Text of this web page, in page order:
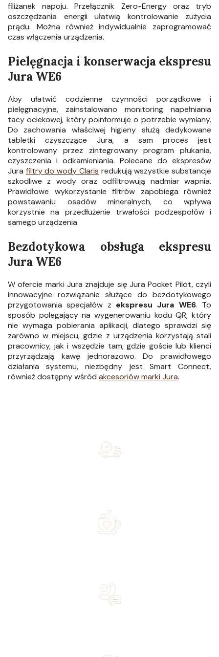
filiżanek napoju. Przełącznik Zero-Energy oraz tryb
oszczędzania energii ułatwią kontrolowanie zużycia
prądu. Można również indywidualnie zaprogramować
czas włączenia urządzenia.
Pielęgnacja i konserwacja ekspresu
Jura WE6
Aby ułatwić codzienne czynności porządkowe i
pielęgnacyjne, zainstalowano monitoring napełniania
tacy ociekowej, który poinformuje o potrzebie wymiany.
Do zachowania właściwej higieny służą dedykowane
tabletki czyszczące Jura, a sam proces jest
kontrolowany przez zintegrowany program płukania,
czyszczenia i odkamieniania. Polecane do ekspresów
Jura filtry do wody Claris redukują wszystkie substancje
szkodliwe z wody oraz odfiltrowują nadmiar wapnia.
Prawidłowe wykorzystanie filtrów zapobiega również
powstawaniu osadów mineralnych, co wpływa
korzystnie na przedłużenie trwałości podzespołów i
samego urządzenia.
Bezdotykowa obsługa ekspresu
Jura WE6
W ofercie marki Jura znajduje się Jura Pocket Pilot, czyli
innowacyjne rozwiązanie służące do bezdotykowego
przygotowania specjałów z ekspresu Jura WE6. To
sposób polegający na wygenerowaniu kodu QR, który
nie wymaga pobierania aplikacji, dlatego sprawdzi się
zarówno w miejscu, gdzie z urządzenia korzystają stali
pracownicy, jak i wszędzie tam, gdzie goście lub klienci
przyrządzają kawę jednorazowo. Do prawidłowego
działania systemu, niezbędny jest Smart Connect,
również dostępny wśród akcesoriów marki Jura.